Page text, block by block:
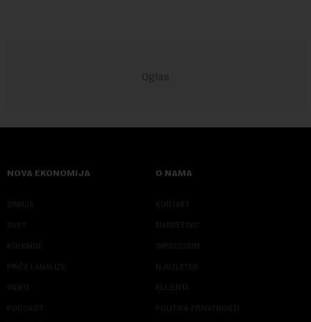
NOVA EKONOMIJA
SRBIJA
SVET
KOLUMNE
PRIČE I ANALIZE
VIDEO
PODCAST
O NAMA
KONTAKT
MARKETING
IMPRESSUM
NJUZLETER
KLIJENTI
POLITIKA PRIVATNOSTI